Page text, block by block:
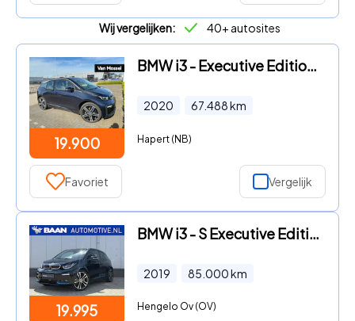
Wij vergelijken: 40+ autosites
19.900
BMW i3 - Executive Edition 120Ah 42 kWh PHEV | Origineel Nederlands |
2020 67.488km
Hapert (NB)
Favoriet Vergelijk
19.995
BMW i3 - S Executive Edition 120Ah 42 kWh | SoH 94.5% | Warmtepomp |
2019 85.000km
Hengelo Ov (OV)